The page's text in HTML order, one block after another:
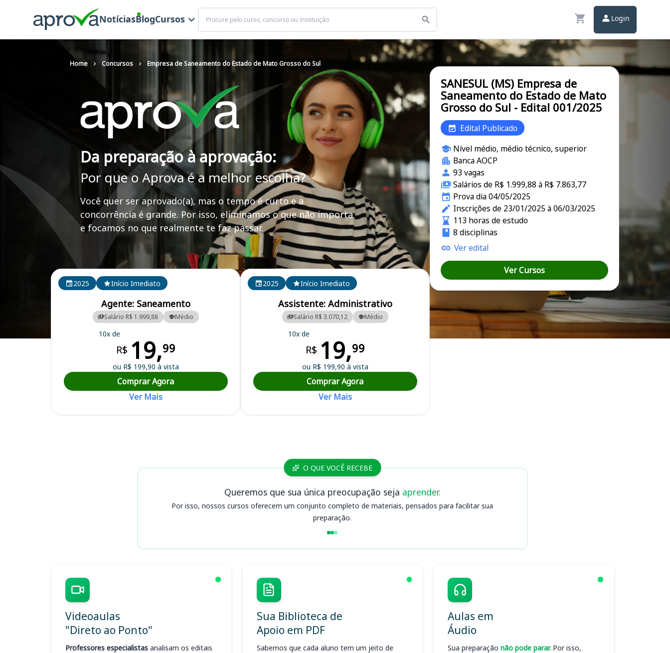
NotíciasBlogCursos
Buscar
Login
Home Concursos Empresa de Saneamento do Estado de Mato Grosso do Sul
Da preparação à aprovação:
Por que o Aprova é a melhor escolha?
Você quer ser aprovado(a), mas o tempo é curto e a
concorrência é grande. Por isso, eliminamos o que não importa
e focamos no que realmente te faz passar.
Curso Preparatório para o Concurso SANESUL (MS) - Empresa de Saneamento do Estado de Mato Grosso do Sul
Cursos em destaque para passar no concurso SANESUL (MS)
2025
Início Imediato
Agente: Saneamento
Salário R$ 1.999,88 Médio
10x de
R$ 19,99
ou R$ 199,90 à vista
Comprar Agora
Ver Mais
2025 Início Imediato
Assistente: Administrativo
Salário R$ 3.070,12 Médio
10x de
R$ 19,99
ou R$ 199,90 à vista
Comprar Agora
Ver Mais
SANESUL (MS) Empresa de
Saneamento do Estado de Mato
Grosso do Sul - Edital 001/2025
Edital Publicado
Nível médio, médio técnico, superior
Banca AOCP
93 vagas
Salários de R$ 1.999,88 à R$ 7.863,77
Prova dia 04/05/2025
Inscrições de 23/01/2025 à 06/03/2025
113 horas de estudo
8 disciplinas
Ver edital
Ver Cursos
Cursos SANESUL (MS) O QUE VOCÊ RECEBE
Queremos que sua única preocupação seja aprender.
Por isso, nossos cursos oferecem um conjunto completo de materiais, pensados para facilitar sua
preparação.
Videoaulas
"Direto ao Ponto"
Professores especialistas analisam os editais
Sua Biblioteca de
Apoio em PDF
Sabemos que cada aluno tem um jeito de
Aulas em
Áudio
Sua preparação não pode parar. Por isso,